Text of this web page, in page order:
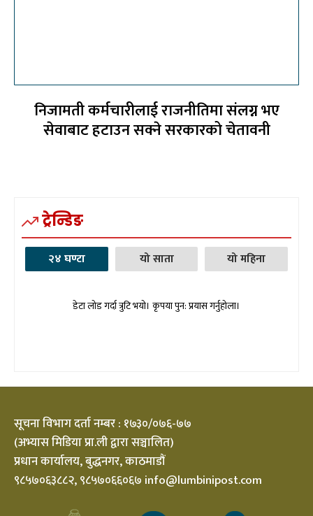
निजामती कर्मचारीलाई राजनीतिमा संलग्न भए
सेवाबाट हटाउन सक्ने सरकारको चेतावनी
ट्रेन्डिङ
२४ घण्टा यो साता यो महिना
डेटा लोड गर्दा त्रुटि भयो। कृपया पुन: प्रयास गर्नुहोला।
सूचना विभाग दर्ता नम्बर : १७३०/०७६-७७
(अभ्यास मिडिया प्रा.ली द्वारा सञ्चालित)
प्रधान कार्यालय, बुद्धनगर, काठमाडौं
९८५७०६३८८२, ९८५७०६६०६७ info@lumbinipost.com